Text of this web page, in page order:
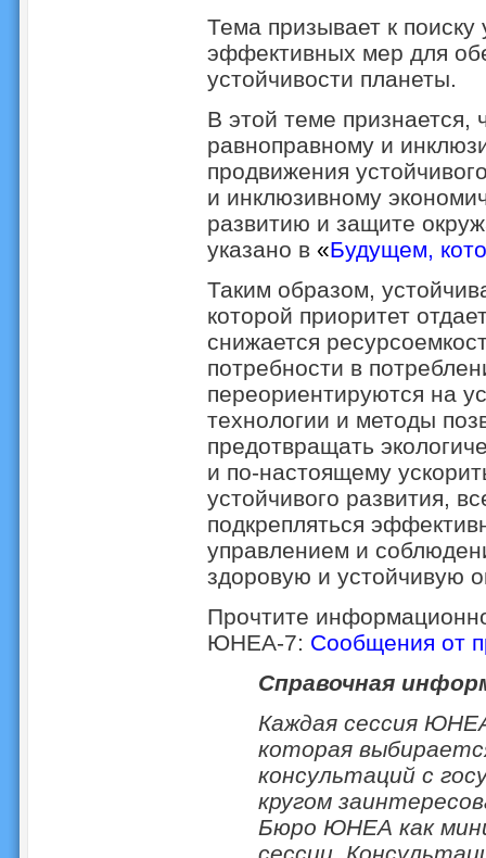
Тема призывает к
эффективных мер для
устойчивости планеты.
В этой теме признается,
равноправному и
продвижения
и инклюзивному
развитию и защите
указано в «Будущем,
Таким образом,
которой приоритет
снижается
потребности в
переориентируются на
технологии и методы
предотвращать
и по-настоящему
устойчивого развития,
подкрепляться
управлением и
здоровую и устойчивую
Прочтите
ЮНЕА-7: Сообщения от
Справочная
Каждая сессия
которая
консультаций с
кругом
Бюро ЮНЕА как